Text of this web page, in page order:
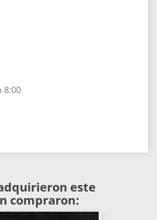
8:00
este
compraron: